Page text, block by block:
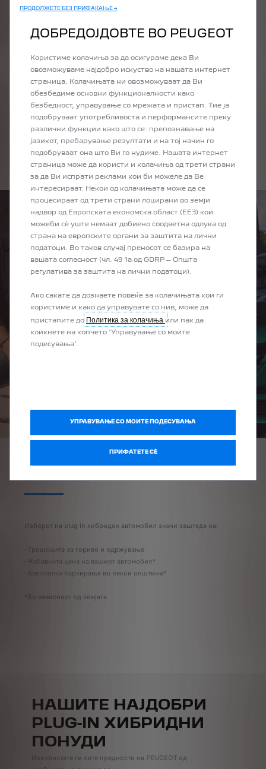
НАЈДОБРОТО
ОД ДВАТА СВЕТА
Изборот на plug-in хибриден автомобил од PEUGEOT
значи да уживате во неспоредлива флексибилност и
разновидност во секојдневието. Со целосно
електричниот режим, уживајте во мазно, без трзања и
тивко возење, без емисии на CO₂.
А за подолги
патувања, искористете го досегот и ефикасноста на
PRÉCÉDENT
Изборот на plug-in хибриден автомобил значи заштеда на:
- Трошоците за гориво и одржување
- Набавната цена на вашиот автомобил*
- Бесплатно паркирање во некои општини*
*Во зависност од земјата
НАШИТЕ НАЈДОБРИ
PLUG-IN ХИБРИДНИ
ПОНУДИ
Искористете ги сите предности на PEUGEOT од
ПРОДОЛЖЕТЕ БЕЗ ПРИФАЌАЊЕ →
ДОБРЕДОЈДОВТЕ ВО PEUGEOT
Користиме колачиња за да осигураме дека Ви
овозможуваме најдобро искуство на нашата интернет
страница. Колачињата ни овозможуваат да Ви
обезбедиме основни функционалности како
безбедност, управување со мрежата и пристап. Тие ја
подобруваат употребливоста и перформансите преку
различни функции како што се: препознавање на
јазикот, пребарување резултати и на тој начин го
подобруваат она што Ви го нудиме. Нашата интернет
страница може да користи и колачиња од трети страни
за да Ви испрати реклами кои би можеле да Ве
интересираат. Некои од колачињата може да се
процесираат од трети страни лоцирани во земји
надвор од Европската економска област (ЕЕЗ) кои
можеби сѐ уште немаат добиено соодветна одлука од
страна на европските органи за заштита на лични
податоци. Во таков случај преносот се базира на
вашата согласност (чл. 49 1а од GDRP – Општа
регулатива за заштита на лични податоци).
Ако сакате да дознаете повеќе за колачињата кои ги
користиме и како да управувате со нив, може да
пристапите до Политика за колачиња или пак да
кликнете на копчето ‘Управување со моите
подесувања’.
УПРАВУВАЊЕ СО МОИТЕ ПОДЕСУВАЊА
ПРИФАТЕТЕ СÈ